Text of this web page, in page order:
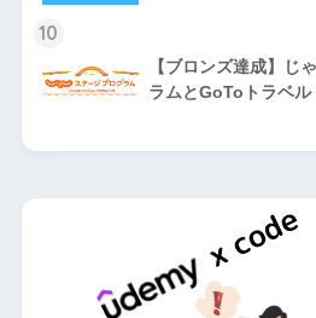
10
【ブロンズ達成】じ
ラムとGoToトラベ